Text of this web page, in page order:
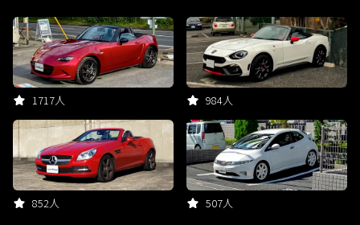
1717人 984人
852人 507人